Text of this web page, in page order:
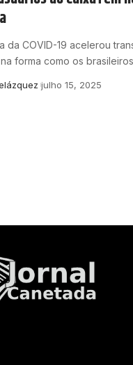
da COVID-19 acelerou
forma como os
julho 15, 2025